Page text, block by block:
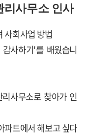
리사무소 인사
사회사업 방법
사하기'를 배웠습니
사무소로 찾아가 인
파트에서 해보고 싶다